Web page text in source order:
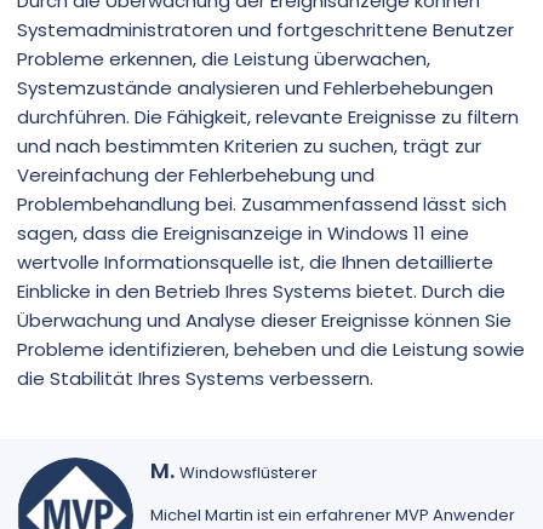
Systemadministratoren und fortgeschrittene Benutzer
Probleme erkennen, die Leistung überwachen,
Systemzustände analysieren und Fehlerbehebungen
durchführen. Die Fähigkeit, relevante Ereignisse zu filtern
und nach bestimmten Kriterien zu suchen, trägt zur
Vereinfachung der Fehlerbehebung und
Problembehandlung bei. Zusammenfassend lässt sich
sagen, dass die Ereignisanzeige in Windows 11 eine
wertvolle Informationsquelle ist, die Ihnen detaillierte
Einblicke in den Betrieb Ihres Systems bietet. Durch die
Überwachung und Analyse dieser Ereignisse können Sie
Probleme identifizieren, beheben und die Leistung sowie
die Stabilität Ihres Systems verbessern.
G
s
M. Windowsflüsterer
Michel Martin ist ein erfahrener MVP Anwender